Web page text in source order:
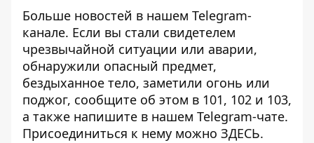
Больше новостей в нашем Telegram-
канале. Если вы стали свидетелем
чрезвычайной ситуации или аварии,
обнаружили опасный предмет,
бездыханное тело, заметили огонь или
поджог, сообщите об этом в 101, 102 и 103,
а также напишите в нашем Telegram-чате.
Присоединиться к нему можно ЗДЕСЬ.